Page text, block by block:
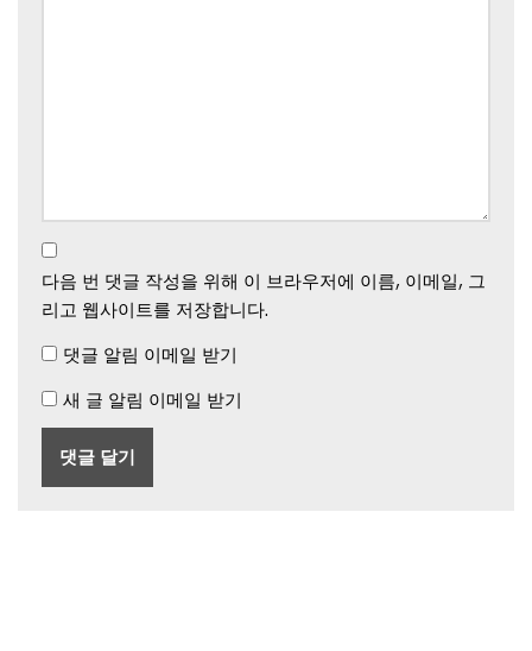
다음 번 댓글 작성을 위해 이 브라우저에 이름, 이메일, 그
리고 웹사이트를 저장합니다.
댓글 알림 이메일 받기
새 글 알림 이메일 받기